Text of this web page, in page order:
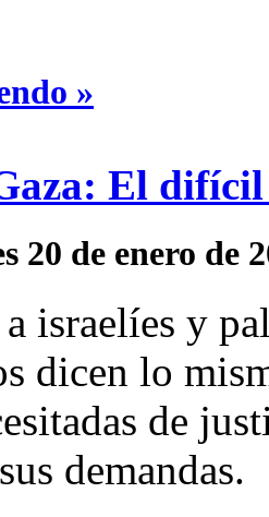
»
El
20 de enero de
israelíes y
dicen lo
de
demandas.